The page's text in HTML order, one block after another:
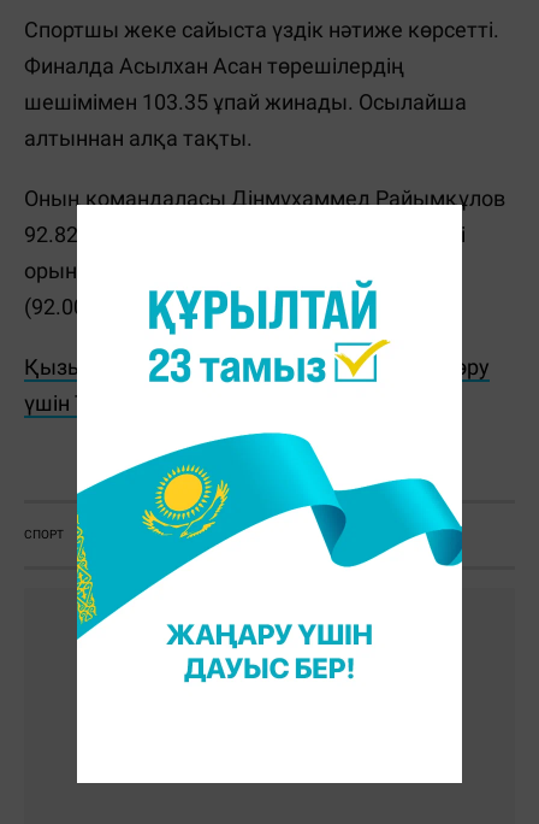
Спортшы жеке сайыста үздік нәтиже көрсетті.
Финалда Асылхан Асан төрешілердің
шешімімен 103.35 ұпай жинады. Осылайша
алтыннан алқа тақты.
Оның командаласы Дінмұхаммед Райымқұлов
92.82 ұпаймен екінші орын алды. Ал үшінші
орынды Беларусь өкілі Владислав Вазнюк
(92.00) иеленді.
Қызықты жаңалықтар мен видеоларды көру
үшін TikTok арнамызға жазылыңыз!
Ж. Қадыржанова
СПОРТ ЖАРЫС ЖЕҢІС ШВЕЙЦАРИЯ